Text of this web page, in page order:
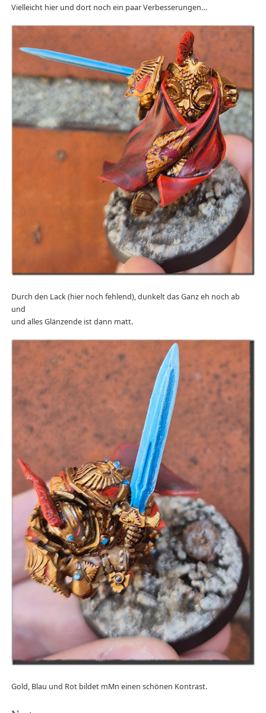
Vielleicht hier und dort noch ein paar Verbesserungen…
Durch den Lack (hier noch fehlend), dunkelt das Ganz eh noch ab
und
und alles Glänzende ist dann matt.
Gold, Blau und Rot bildet mMn einen schönen Kontrast.